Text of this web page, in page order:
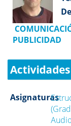
PUBLICIDAD
Asignaturas